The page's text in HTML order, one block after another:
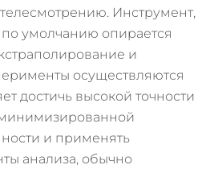
Инструмент,
по умолчанию опирается
и
осуществляются
достичь высокой точности
и применять
анализа, обычно